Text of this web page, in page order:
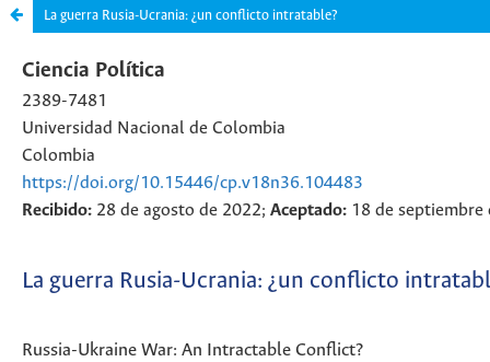
La guerra Rusia-Ucrania: ¿un conflicto intratable?